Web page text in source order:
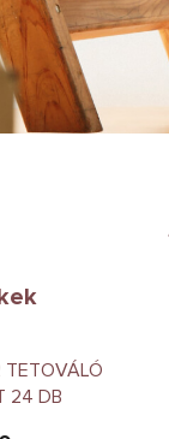
TETOVÁLÓ
24 DB